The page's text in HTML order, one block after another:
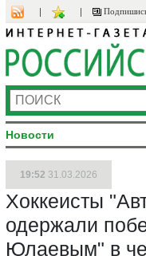
Новости
19:52 31.03.2026
Хоккеисты
одержали
Юлаевым" в